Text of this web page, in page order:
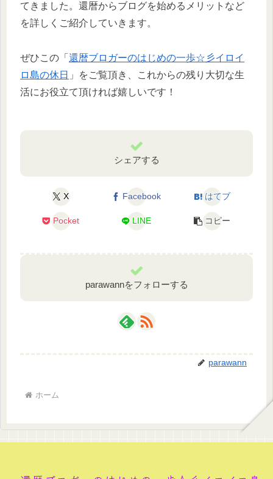
てきました。還暦からブログを始めるメリットなど
を詳しくご紹介していきます。
ぜひこの「 還暦ブロガーのはじめの一歩☆彡イロイ
ロ島の休日 」をご覧頂き、これからの残り大切な生
活にお役立て頂ければ嬉しいです！
シェアする
X Facebook はてブ
Pocket LINE コピー
parawannをフォローする
parawann
ホーム